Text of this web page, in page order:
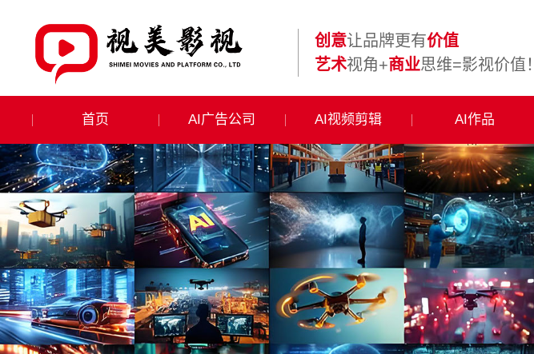
创意让品牌更有价值
艺术视角+商业思维=影视价值！
首页 AI广告公司 AI视频剪辑 AI作品